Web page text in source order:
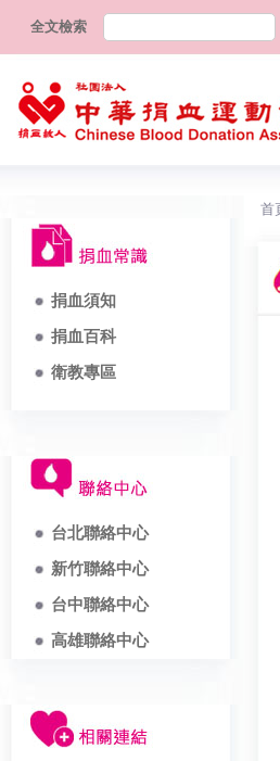
全文檢索
捐血須知
捐血百科
衛教專區
台北聯絡中心
新竹聯絡中心
台中聯絡中心
高雄聯絡中心
首